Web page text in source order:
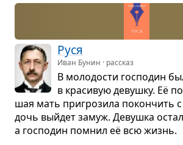
Руся
Иван Бунин · рассказ
В моло­до­сти гос­по­дин
в кра­си­вую девушку. Её
шая мать при­гро­зила покон­чить
дочь выйдет замуж. Девушка
а гос­по­дин помнил её всю жизнь.